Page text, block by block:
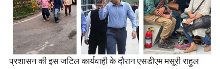
प्रशासन की इस जटिल कार्यवाही के दौरान एसडीएम मसूरी राहुल